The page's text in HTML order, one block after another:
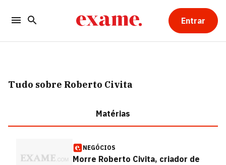
Entrar
Tudo sobre Roberto Civita
Matérias
NEGÓCIOS
Morre Roberto Civita, criador de